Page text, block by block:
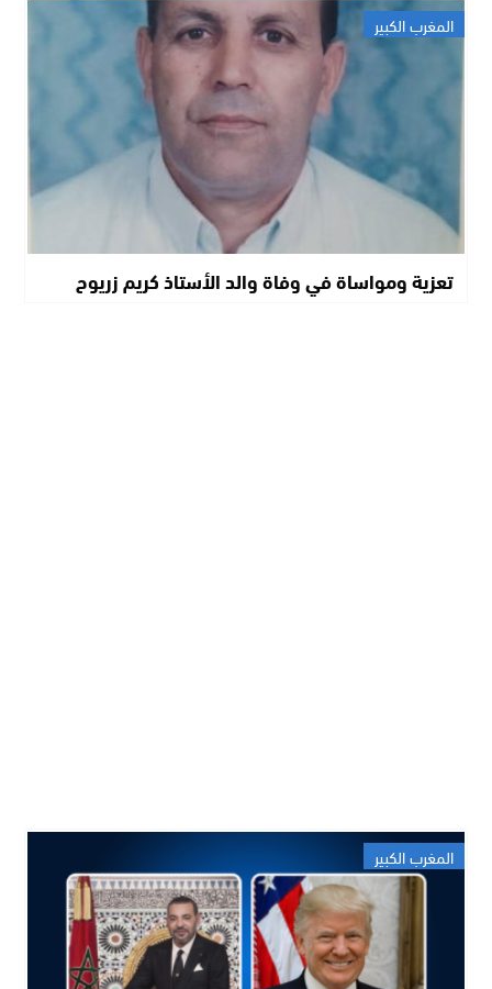
المغرب الكبير
تعزية ومواساة في وفاة والد الأستاذ كريم زريوح
المغرب الكبير